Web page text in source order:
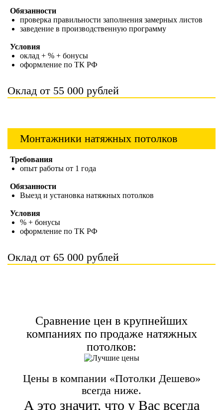
Обязанности
проверка правильности заполнения замерных листов
заведение в производственную программу
Условия
оклад + % + бонусы
оформление по ТК РФ
Оклад от 55 000 рублей
Монтажники натяжных потолков
Требования
опыт работы от 1 года
Обязанности
Выезд и установка натяжных потолков
Условия
% + бонусы
оформление по ТК РФ
Оклад от 65 000 рублей
Сравнение цен в крупнейших
компаниях по продаже натяжных
потолков:
Цены в компании «Потолки Дешево»
всегда ниже.
А это значит, что у Вас всегда